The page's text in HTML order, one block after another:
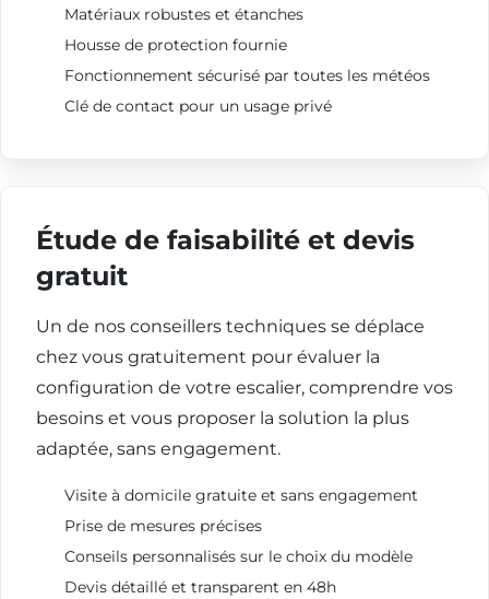
Matériaux robustes et étanches
Housse de protection fournie
Fonctionnement sécurisé par toutes les météos
Clé de contact pour un usage privé
Étude de faisabilité et devis
gratuit
Un de nos conseillers techniques se déplace
chez vous gratuitement pour évaluer la
configuration de votre escalier, comprendre vos
besoins et vous proposer la solution la plus
adaptée, sans engagement.
Visite à domicile gratuite et sans engagement
Prise de mesures précises
Conseils personnalisés sur le choix du modèle
Devis détaillé et transparent en 48h